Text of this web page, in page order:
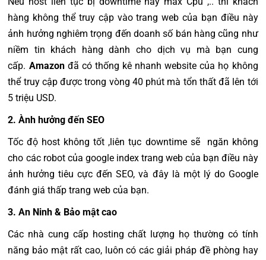
hàng không thể truy cập vào trang web của bạn điều này
ảnh hưởng nghiêm trọng đến doanh số bán hàng cũng như
niềm tin khách hàng dành cho dịch vụ mà bạn cung
cấp. Amazonđã có thống kê nhanh website của họ không
thể truy cập được trong vòng 40 phút mà tổn thất đã lên tới
5 triệu USD.
2. Ành hưởng đến SEO
Tốc độ host không tốt ,liên tục downtime sẽ ngăn không
cho các robot của google index trang web của bạn điều này
ảnh hưởng tiêu cực đến SEO, và đây là một lý do Google
đánh giá thấp trang web của bạn.
3. An Ninh & Bảo mật cao
Các nhà cung cấp hosting chất lượng họ thường có tính
năng bảo mật rất cao, luôn có các giải pháp đề phòng hay